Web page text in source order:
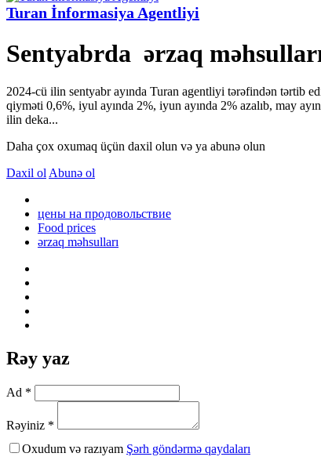
Turan İnformasiya Agentliyi
Sentyabrda ərzaq
2024-cü ilin sentyabr ayında Turan agentliyi tərəfindən tərtib
qiyməti 0,6%, iyul ayında 2%, iyun ayında 2% azalıb, may
ilin deka...
Daha çox oxumaq üçün daxil olun və ya abunə olun
Daxil ol Abunə ol
цены на продовольствие
Food prices
ərzaq məhsulları
Rəy yaz
Ad *
Rəyiniz *
Oxudum və razıyam Şərh göndərmə qaydaları